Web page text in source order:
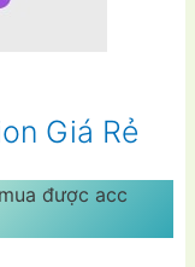
Giá Rẻ
được acc